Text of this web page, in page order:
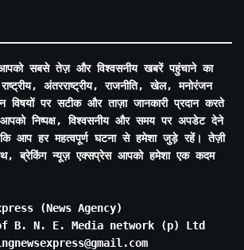
सबसे तेज़ और विश्वसनीय खबरें पहुंचाने का
अंतरराष्ट्रीय, राजनीति, खेल, मनोरंजन
विषयों पर सटीक और ताज़ा जानकारी प्रदान करते
आपको निष्पक्ष, विश्वसनीय और समय पर अपडेट देने
आप हर महत्वपूर्ण घटना से हमेशा जुड़े रहें। तेज़ी
ब्रेकिंग न्यूज़ एक्सप्रेस आपको हमेशा एक कदम
(News Agency)
B. N. E. Media network (p) Ltd